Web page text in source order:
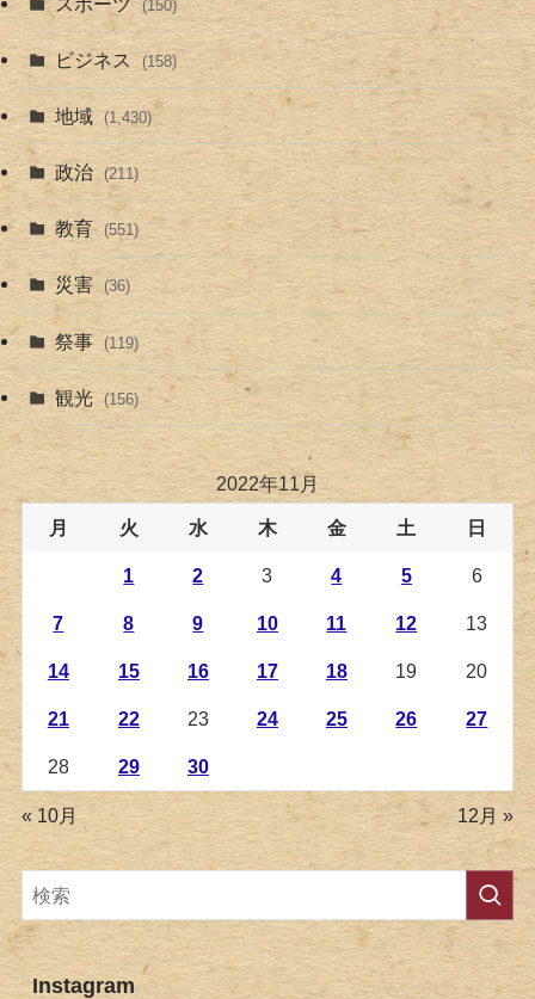
(150)
ビジネス (158)
地域 (1,430)
政治 (211)
教育 (551)
災害 (36)
祭事 (119)
観光 (156)
2022年11月
月 火 水 木 金 土 日
1 2 3 4 5 6
7 8 9 10 11 12 13
14 15 16 17 18 19 20
21 22 23 24 25 26 27
28 29 30
« 10月 12月 »
Instagram